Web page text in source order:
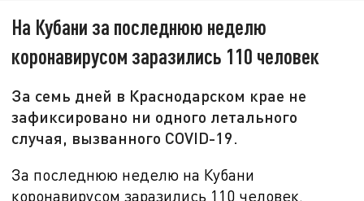
На Кубани за последнюю неделю
коронавирусом заразились 110 человек
За семь дней в Краснодарском крае не
зафиксировано ни одного летального
случая, вызванного COVID-19.
За последнюю неделю на Кубани
коронавирусом заразились 110 человек.